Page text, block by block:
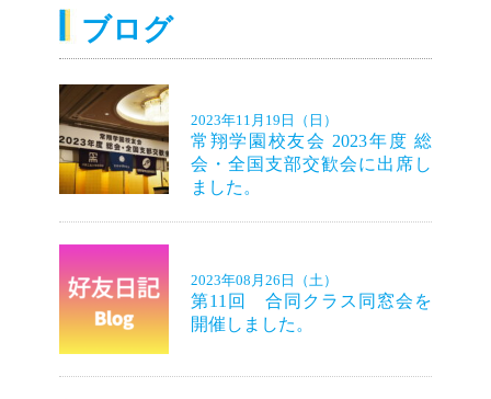
ブログ
2023年11月19日（日）
常翔学園校友会 2023年度 総
会・全国支部交歓会に出席し
ました。
2023年08月26日（土）
第11回 合同クラス同窓会を
開催しました。